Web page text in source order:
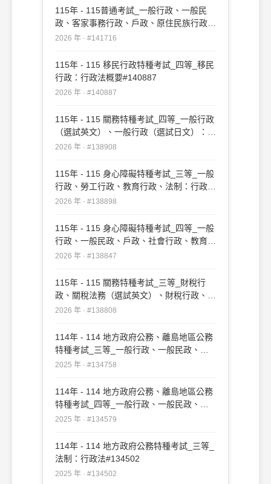
複)#142344
115年 - 115普通考試_一般行政、一般民
政、客家事務行政、戶政、原住民族行政、
社會行政、勞工行政、教育行政、人事行
#141716
2026 年 · #141716
115年 - 115 移民行政特種考試_四等_移民
行政：行政法概要#140887
2026 年 · #140887
115年 - 115 關務特種考試_四等_一般行政
（選試英文）、一般行政（選試日文）：行
政法概要#138908
2026 年 · #138908
115年 - 115 身心障礙特種考試_三等_一般
行政、勞工行政、教育行政、法制：行政法
#138898
2026 年 · #138898
115年 - 115 身心障礙特種考試_四等_一般
行政、一般民政、戶政、社會行政、教育行
政：行政法概要#138847
2026 年 · #138847
115年 - 115 關務特種考試_三等_財稅行
政、關稅法務（選試英文）、財稅行政、關
稅法務（選試日文）：行政法#138808
2026 年 · #138808
114年 - 114 地方政府公務、離島地區公務
特種考試_三等_一般行政、一般民政、戶
政、原住民族行政、社會行政、勞工行政、
政、農業行政：行政法#134758
2025 年 · #134758
114年 - 114 地方政府公務、離島地區公務
特種考試_四等_一般行政、一般民政、客
家事務行政、戶政、原住民族行政、社會行
行政、法律廉政、財經廉政：行政法概要
#134579
2025 年 · #134579
114年 - 114 地方政府公務特種考試_三等_
法制：行政法#134502
2025 年 · #134502